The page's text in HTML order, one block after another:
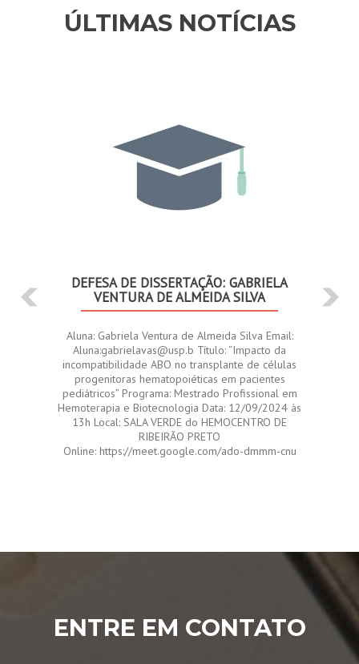
ÚLTIMAS NOTÍCIAS
DEFESA DE DISSERTAÇÃO: GABRIELA
VENTURA DE ALMEIDA SILVA
Aluna: Gabriela Ventura de Almeida Silva Email:
Aluna:gabrielavas@usp.b Título: “Impacto da
incompatibilidade ABO no transplante de células
progenitoras hematopoiéticas em pacientes
pediátricos” Programa: Mestrado Profissional em
Hemoterapia e Biotecnologia Data: 12/09/2024 às
13h Local: SALA VERDE do HEMOCENTRO DE
RIBEIRÃO PRETO
Online: https://meet.google.com/ado-dmmm-cnu
ENTRE EM CONTATO